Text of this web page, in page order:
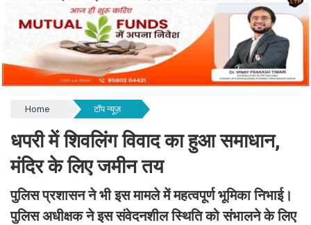
Home टॉप न्यूज़
धपरी में शिवलिंग विवाद का हुआ समाधान,
मंदिर के लिए जमीन तय
पुलिस प्रशासन ने भी इस मामले में महत्वपूर्ण भूमिका निभाई।
पुलिस अधीक्षक ने इस संवेदनशील स्थिति को संभालने के लिए